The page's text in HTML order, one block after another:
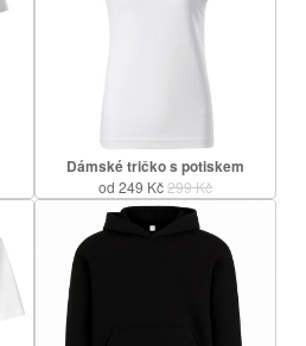
Dámské tričko s potiskem
od 249 Kč299 Kč